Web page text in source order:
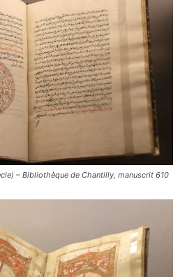
– Bibliothèque de Chantilly, manuscrit 610